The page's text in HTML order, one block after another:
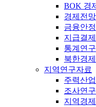
BOK 경
경제전
금융안
지급결
통계연구
북한경
지역연구자료
주력산
조사연
지역경제